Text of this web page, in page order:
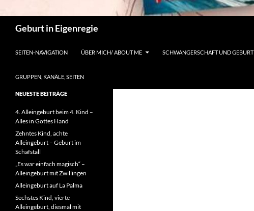
Geburt in Eigenregie
SEITEN-NAVIGATION ÜBER MICH/ ABOUT ME SCHWANGERSCHAFT UND GEBURT
GRUPPEN, KANÄLE, SEITEN
NEUESTE BEITRÄGE
4. Alleingeburt beim 4. Kind –
Alles in Gottes Hand
Zehntes Kind, achte
Alleingeburt – Geburt im
Schafstall
„Es war einfach magisch“ –
Alleingeburt mit Zwillingen
Alleingeburt auf La Palma
Sechstes Kind, vierte
Alleingeburt, diesmal mit